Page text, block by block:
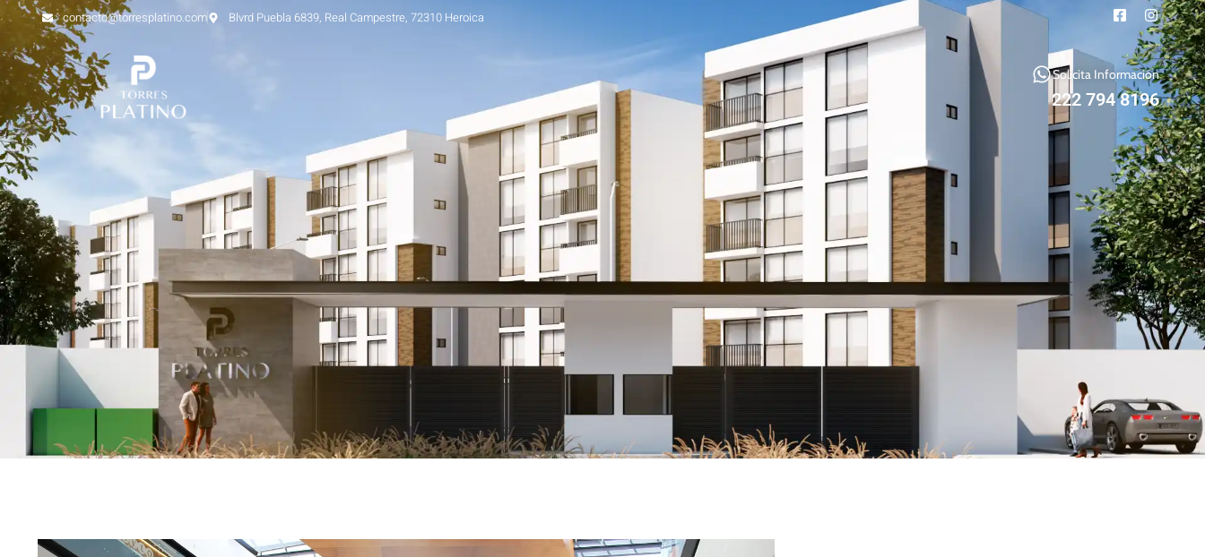
contacto@torresplatino.com Blvrd Puebla 6839, Real Campestre, 72310 Heroica
Solicita Información
222 794 8196